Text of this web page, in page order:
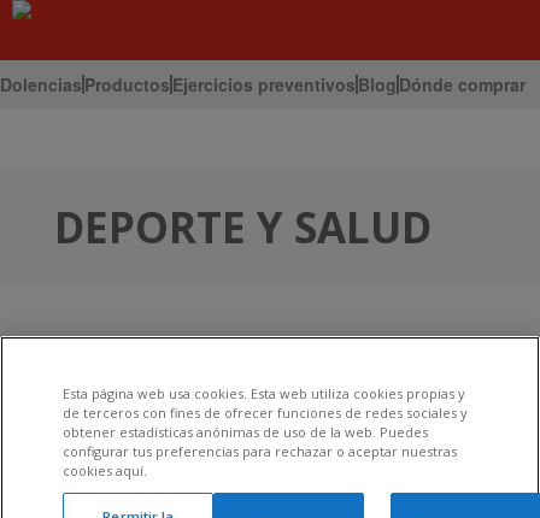
Dolencias Productos Ejercicios preventivos Blog Dónde comprar
Inicio Blog
DEPORTE Y SALUD
Esta página web usa cookies. Esta web utiliza cookies propias y
de terceros con fines de ofrecer funciones de redes sociales y
obtener estadísticas anónimas de uso de la web. Puedes
configurar tus preferencias para rechazar o aceptar nuestras
cookies aquí.